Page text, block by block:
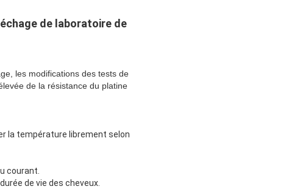
de laboratoire de
les modifications des tests de
de la résistance du platine
la température librement selon
courant.
de vie des cheveux.